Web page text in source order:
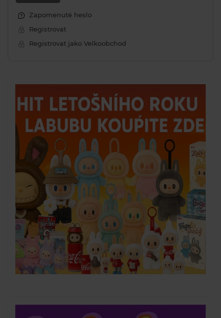
Zapomenuté heslo
Registrovat
Registrovat jako Velkoobchod